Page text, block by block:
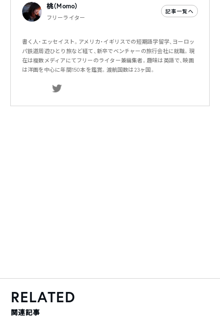
桃（Momo）
フリーライター
記事一覧へ
書く人・エッセイスト。アメリカ・イギリスでの短期語学留学、ヨーロッ
パ鉄道周遊ひとり旅など経て、新卒でベンチャーの旅行会社に就職。現
在は複数メディアにてフリーのライター兼編集者。趣味は英語で、映画
は洋画を中心に年間150本を鑑賞。渡航国数は23ヶ国。
RELATED
関連記事